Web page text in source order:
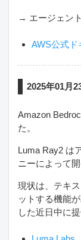
→ エージェン
AWS公式ド
2025年01月
Amazon
た。
Luma Ray2 は
ニーによって
現状は、テキ
ットする機能
した近日中に